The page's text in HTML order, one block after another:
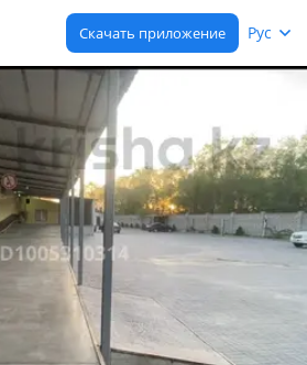
Скачать приложение Рус